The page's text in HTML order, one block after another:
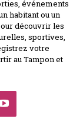
événements
habitant ou un
découvrir les
sportives,
votre
au Tampon et